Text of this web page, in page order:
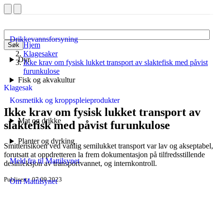
Søk
Drikkevannsforsyning
Dyr
Fisk og akvakultur
Kosmetikk og kroppspleieprodukter
Mat og drikke
Planter og dyrking
Meld fra til Mattilsynet
Om Mattilsynet
Hjem
Klagesaker
Ikke krav om fysisk lukket transport av slaktefisk med påvist
furunkulose
Klagesak
Ikke krav om fysisk lukket transport av
slaktefisk med påvist furunkulose
Smitterisikoen ved vanlig semilukket transport var lav og akseptabel,
forutsatt at oppdretteren la frem dokumentasjon på tilfredsstillende
desinfeksjon av transportvannet, og internkontroll.
Publisert 07.09.2023